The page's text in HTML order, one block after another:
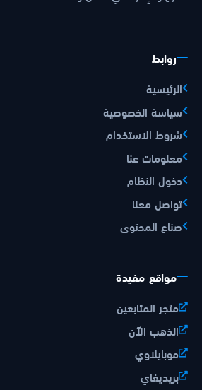
روابط
الرئيسية
سياسة الخصوصية
شروط الاستخدام
معلومات عنا
دخول النظام
تواصل معنا
صناع المحتوى
مواقع مفيدة
متجر المتابعين
الذهب الآن
موبايلاوي
بريديفاي